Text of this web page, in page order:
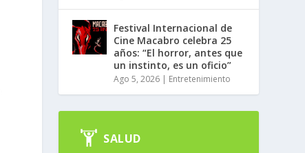
Festival Internacional de
Cine Macabro celebra 25
años: “El horror, antes que
un instinto, es un oficio”
Ago 5, 2026 | Entretenimiento
SALUD